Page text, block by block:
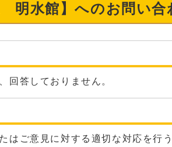
明水館】へのお問い合
回答しておりません。
はご意見に対する適切な対応を行